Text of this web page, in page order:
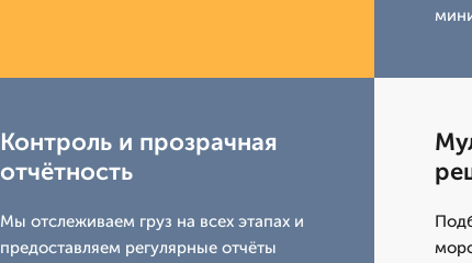
Контроль и прозрачная
отчётность
Мы отслеживаем груз на всех этапах и
предоставляем регулярные отчёты